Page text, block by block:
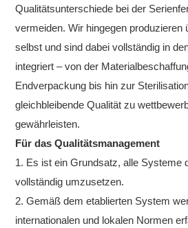
Qualitätsunterschiede bei der
vermeiden. Wir hingegen produzieren
selbst und sind dabei vollständig in
integriert – von der
Endverpackung bis hin zur
gleichbleibende Qualität zu
gewährleisten.
Für das Qualitätsmanagement
1. Es ist ein Grundsatz, alle Systeme
vollständig umzusetzen.
2. Gemäß dem etablierten System
internationalen und lokalen Normen